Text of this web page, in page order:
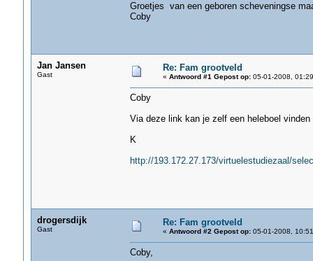
Groetjes van een geboren scheveningse
Coby
Jan Jansen
Gast
Re: Fam grootveld
« Antwoord #1 Gepost op:05-01-2008,
Coby
Via deze link kan je zelf een heleboel vinden
K
http://193.172.27.173/virtuelestudiezaal/
drogersdijk
Gast
Re: Fam grootveld
« Antwoord #2 Gepost op:05-01-2008,
Coby,